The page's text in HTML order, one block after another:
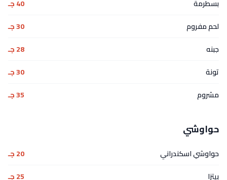
بسطرمة
40 جـ
لحم مفروم
30 جـ
جبنه
28 جـ
تونة
30 جـ
مشروم
35 جـ
حواوشي
حواوشي اسكندراني
20 جـ
بيتزا
25 جـ